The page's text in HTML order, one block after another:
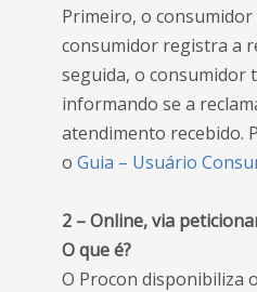
Primeiro, o consumidor
consumidor registra a
seguida, o consumidor
informando se a
atendimento recebido.
o Guia – Usuário
2 – Online, via
O que é?
O Procon disponibiliza